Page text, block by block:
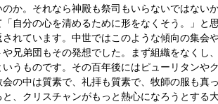
か。それなら神殿も祭司もいらないではない
自分の心を清めるために形をなくそう。」と
れています。中世ではこのような傾向の集会
兄弟団もその発想でした。まず組織をなくし
うものです。その百年後にはピューリタンや
の中は質素で、礼拝も質素で、牧師の服も真
、クリスチャンがもっと熱心になろうとする